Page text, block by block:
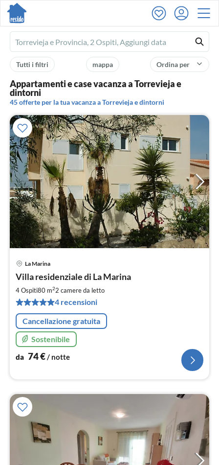
Ferienhausmiete
logo
Ordina per
mappa
Tutti i filtri
Appartamenti e case vacanza a Torrevieja e
dintorni
45 offerte per la tua vacanza a Torrevieja e dintorni
La Marina
Villa residenziale di La Marina
4 Ospiti80 m22 camere da letto
4 recensioni
Cancellazione gratuita
Sostenibile
da 74€/ notte